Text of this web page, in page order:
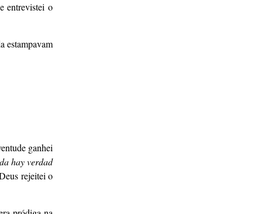
entrevistei o
estampavam
ganhei
hay verdad
rejeitei o